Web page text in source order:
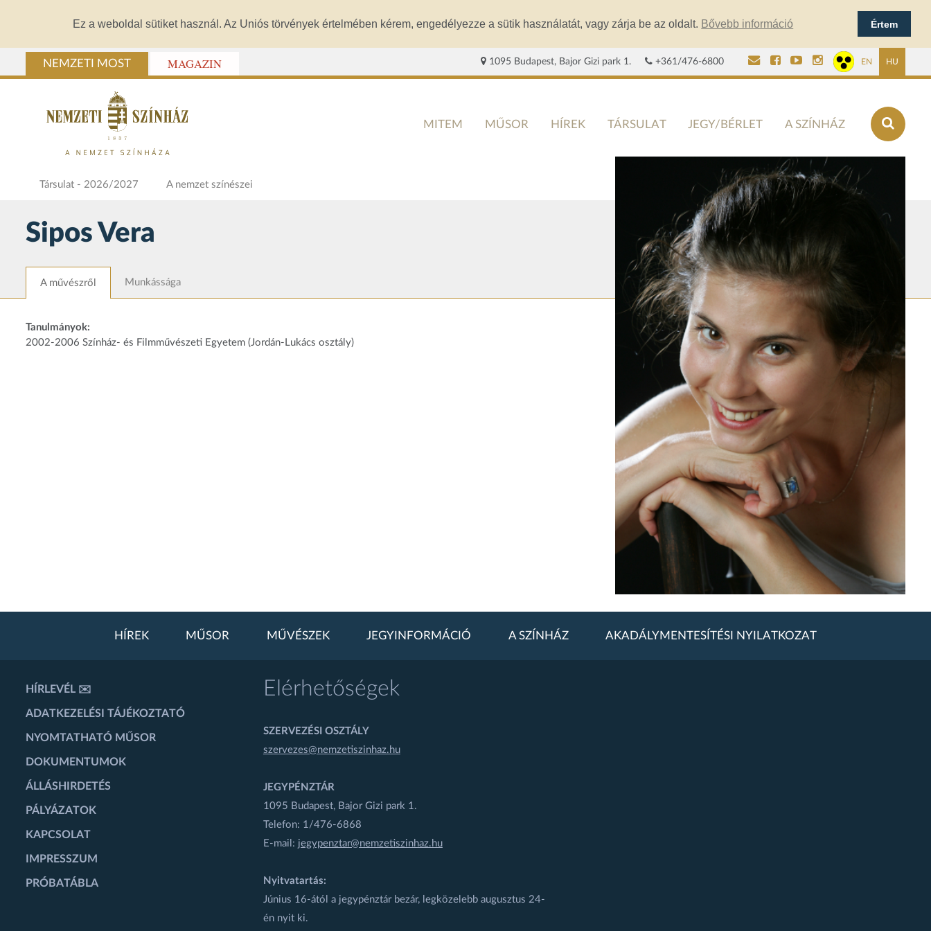
Ez a weboldal sütiket használ. Az Uniós törvények értelmében kérem, engedélyezze a sütik használatát, vagy zárja be az oldalt. Bővebb információ Értem
NEMZETI MOST MAGAZIN 1095 Budapest, Bajor Gizi park 1. +361/476-6800 EN HU
MITEM MŰSOR HÍREK TÁRSULAT JEGY/BÉRLET A SZÍNHÁZ
Társulat - 2026/2027 A nemzet színészei
Sipos Vera
A művészről Munkássága
Tanulmányok:
2002-2006 Színház- és Filmművészeti Egyetem (Jordán-Lukács osztály)
HÍREK MŰSOR MŰVÉSZEK JEGYINFORMÁCIÓ A SZÍNHÁZ AKADÁLYMENTESÍTÉSI NYILATKOZAT
HÍRLEVÉL ✉️
ADATKEZELÉSI TÁJÉKOZTATÓ
NYOMTATHATÓ MŰSOR
DOKUMENTUMOK
ÁLLÁSHIRDETÉS
PÁLYÁZATOK
KAPCSOLAT
IMPRESSZUM
PRÓBATÁBLA
Elérhetőségek
SZERVEZÉSI OSZTÁLY
szervezes@nemzetiszinhaz.hu
JEGYPÉNZTÁR
1095 Budapest, Bajor Gizi park 1.
Telefon: 1/476-6868
E-mail: jegypenztar@nemzetiszinhaz.hu
Nyitvatartás:
Június 16-ától a jegypénztár bezár, legközelebb augusztus 24-
én nyit ki.